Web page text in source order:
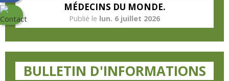
MÉDECINS DU MONDE.
lun. 6 juillet 2026
BULLETIN D'INFORMATIONS